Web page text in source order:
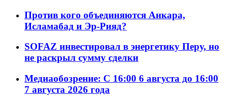
Против кого объединяются Анкара,
Исламабад и Эр-Рияд?
SOFAZ инвестировал в энергетику Перу, но
не раскрыл сумму сделки
Медиаобозрение: С 16:00 6 августа до 16:00
7 августа 2026 года